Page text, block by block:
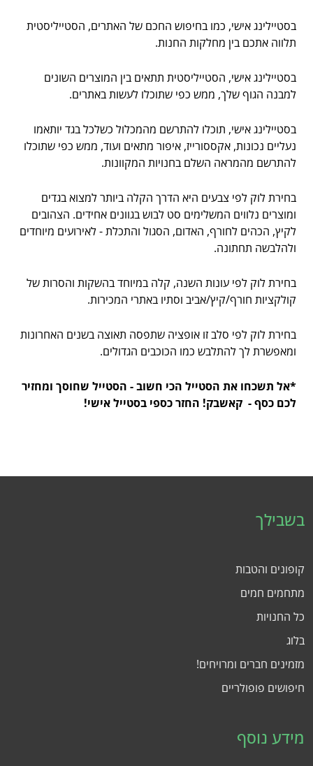
בסטיילינג אישי, כמו בחיפוש החכם של האתרים, הסטייליסטית
תלווה אתכם בין מחלקות החנות.
בסטיילינג אישי, הסטייליסטית תתאים בין המוצרים השונים
למבנה הגוף שלך, ממש כפי שתוכלו לעשות באתרים.
בסטיילינג אישי, תוכלו להתרשם מהמכלול כשלכל בגד יותאמו
נעליים נכונות, אקססורייז, איפור מתאים ועוד, ממש כפי שתוכלו
להתרשם מהמראה השלם בחנויות המקוונות.
בחירת לוק לפי צבעים היא הדרך הקלה ביותר למצוא בגדים
ומוצרים נלווים המשלימים סט לבוש בגוונים אחידים. הצהובים
לקיץ, הכהים לחורף, האדום, הסגול והתכלת - לאירועים מיוחדים
ולהלבשה תחתונה.
בחירת לוק לפי עונות השנה, קלה במיוחד בהשקות והסרות של
קולקציות חורף/קיץ/אביב וסתיו באתרי המכירות.
בחירת לוק לפי סלב זו אופציה שתפסה תאוצה בשנים האחרונות
ומאפשרת לך להתלבש כמו הכוכבים הגדולים.
*אל תשכחו את הסטייל הכי חשוב - הסטייל שחוסך ומחזיר
לכם כסף - קאשבק! החזר כספי בסטייל אישי!
בשבילך
קופונים והטבות
מתחמים חמים
כל החנויות
בלוג
מזמינים חברים ומרויחים!
חיפושים פופולריים
מידע נוסף